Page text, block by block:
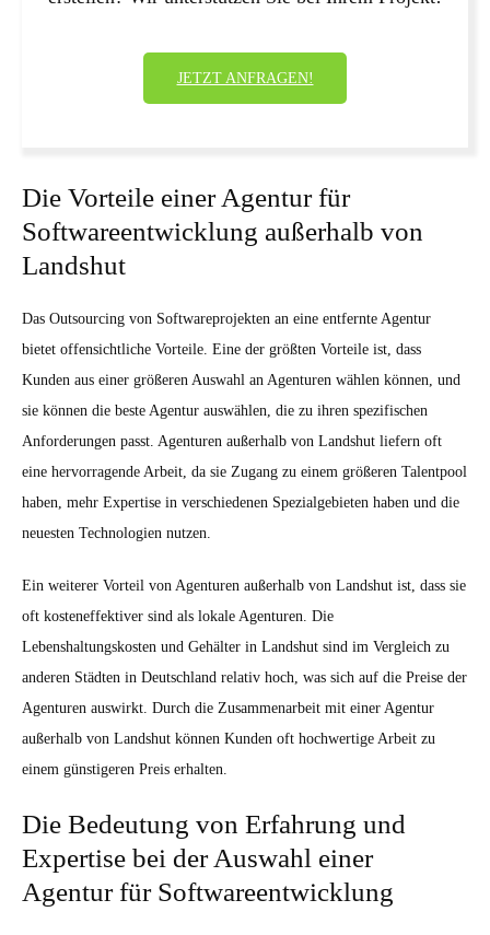
JETZT ANFRAGEN!
Die Vorteile einer Agentur für
Softwareentwicklung außerhalb von
Landshut
Das Outsourcing von Softwareprojekten an eine entfernte Agentur
bietet offensichtliche Vorteile. Eine der größten Vorteile ist, dass
Kunden aus einer größeren Auswahl an Agenturen wählen können, und
sie können die beste Agentur auswählen, die zu ihren spezifischen
Anforderungen passt. Agenturen außerhalb von Landshut liefern oft
eine hervorragende Arbeit, da sie Zugang zu einem größeren Talentpool
haben, mehr Expertise in verschiedenen Spezialgebieten haben und die
neuesten Technologien nutzen.
Ein weiterer Vorteil von Agenturen außerhalb von Landshut ist, dass sie
oft kosteneffektiver sind als lokale Agenturen. Die
Lebenshaltungskosten und Gehälter in Landshut sind im Vergleich zu
anderen Städten in Deutschland relativ hoch, was sich auf die Preise der
Agenturen auswirkt. Durch die Zusammenarbeit mit einer Agentur
außerhalb von Landshut können Kunden oft hochwertige Arbeit zu
einem günstigeren Preis erhalten.
Die Bedeutung von Erfahrung und
Expertise bei der Auswahl einer
Agentur für Softwareentwicklung